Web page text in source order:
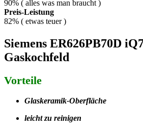
90% ( alles was man braucht )
Preis-Leistung
82% ( etwas teuer )
Siemens ER626PB70D
Gaskochfeld
Vorteile
Glaskeramik-Oberfläche
leicht zu reinigen